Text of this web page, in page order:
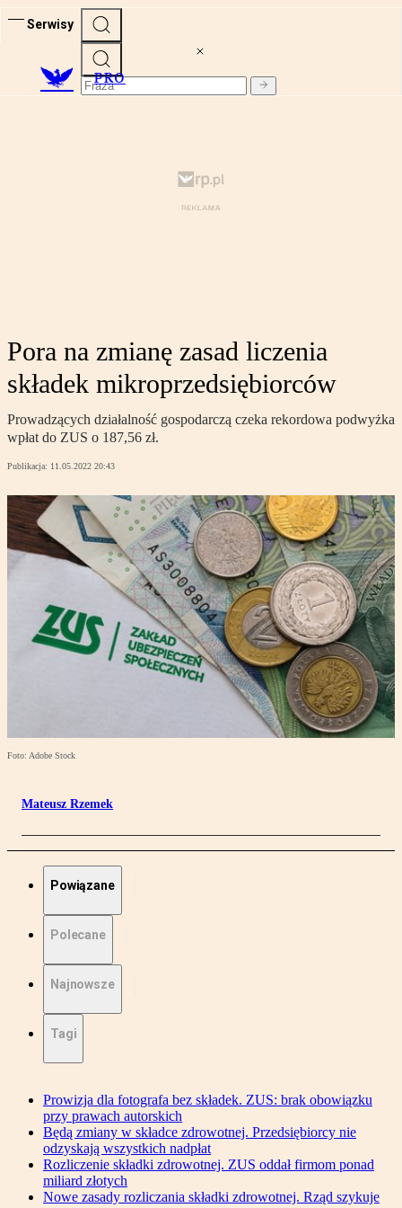
Serwisy
PRO
Pora na zmianę zasad liczenia
składek mikroprzedsiębiorców
Prowadzących działalność gospodarczą czeka rekordowa podwyżka
wpłat do ZUS o 187,56 zł.
Publikacja: 11.05.2022 20:43
Foto: Adobe Stock
Mateusz Rzemek
Powiązane
Polecane
Najnowsze
Tagi
Prowizja dla fotografa bez składek. ZUS: brak obowiązku
przy prawach autorskich
Będą zmiany w składce zdrowotnej. Przedsiębiorcy nie
odzyskają wszystkich nadpłat
Rozliczenie składki zdrowotnej. ZUS oddał firmom ponad
miliard złotych
Nowe zasady rozliczania składki zdrowotnej. Rząd szykuje